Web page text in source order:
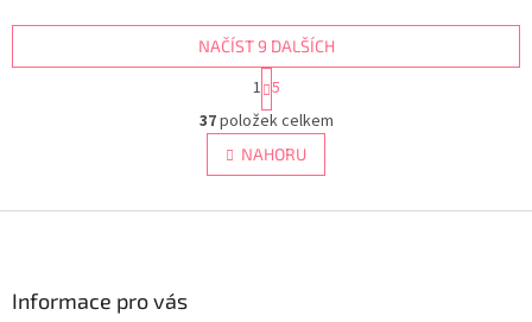
O
v
l
á
NAČÍST 9 DALŠÍCH
S
t
r
á
n
k
v
1 5
37položek celkem
NAHORU
Informace pro vás